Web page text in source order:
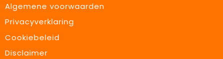
Algemene voorwaarden
Privacyverklaring
Cookiebeleid
Disclaimer